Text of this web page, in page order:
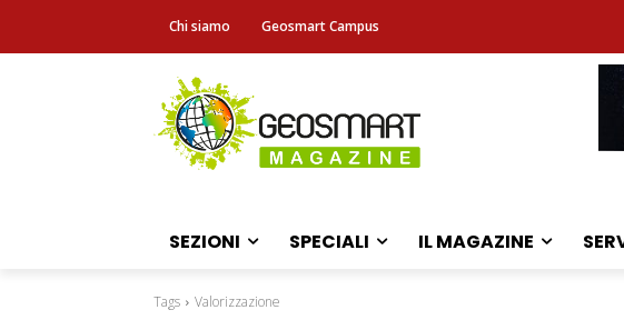
Chi siamo Geosmart Campus
SEZIONI SPECIALI IL MAGAZINE
Tags Valorizzazione